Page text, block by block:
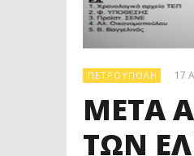
ΠΕΤΡΟΎΠΟΛΗ 17
ΜΕΤΑ
ΤΩΝ